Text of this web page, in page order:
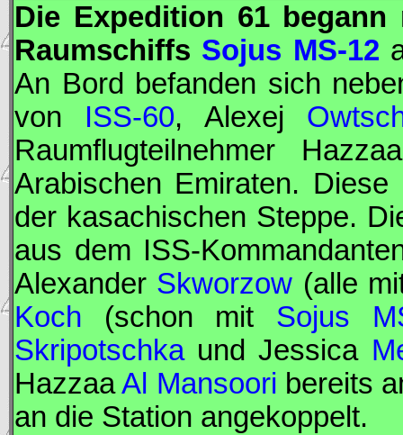
Die Expedition 61
Raumschiffs Sojus MS-12
An Bord befanden sich
von ISS-60, Alexej
Raumflugteilnehmer
Arabischen Emiraten.
der kasachischen Steppe.
aus dem ISS-
Alexander Skworzow (alle
Koch (schon mit Sojus
Skripotschkaund Jessica
HazzaaAl Mansoori bereits
an die Station angekoppelt.